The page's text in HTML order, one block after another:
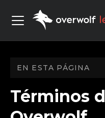
EN ESTA PÁGINA
Términos